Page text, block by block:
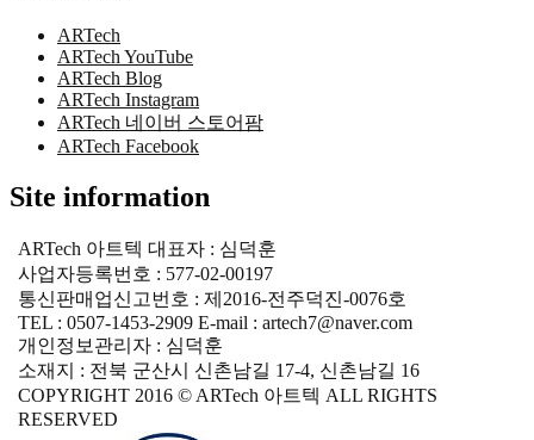
ARTech
ARTech YouTube
ARTech Blog
ARTech Instagram
ARTech 네이버 스토어팜
ARTech Facebook
Site information
ARTech 아트텍 대표자 : 심덕훈
사업자등록번호 : 577-02-00197
통신판매업신고번호 : 제2016-전주덕진-0076호
TEL : 0507-1453-2909 E-mail : artech7@naver.com
개인정보관리자 : 심덕훈
소재지 : 전북 군산시 신촌남길 17-4, 신촌남길 16
COPYRIGHT 2016 © ARTech 아트텍 ALL RIGHTS
RESERVED